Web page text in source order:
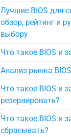
Лучшие BIOS для
обзор, рейтинг и
выбору
Что такое BIOS и
Анализ рынка
Что такое BIOS и
резервировать?
Что такое BIOS и
сбрасывать?